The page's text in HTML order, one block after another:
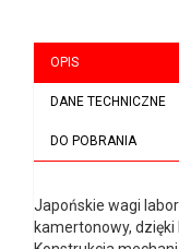
OPIS
DANE TECHNICZNE
DO POBRANIA
Japońskie wagi
kamertonowy,